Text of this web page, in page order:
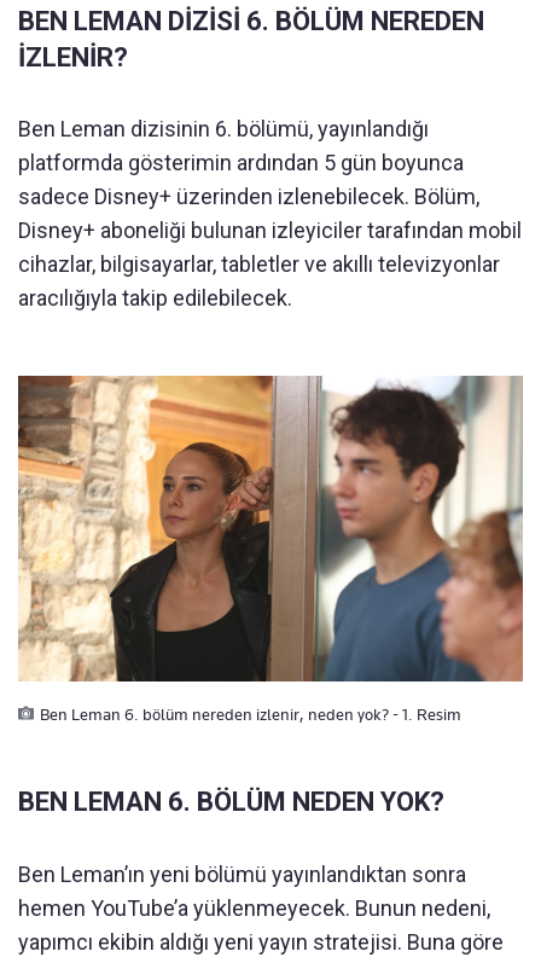
BEN LEMAN DİZİSİ 6. BÖLÜM NEREDEN
İZLENİR?
Ben Leman dizisinin 6. bölümü, yayınlandığı
platformda gösterimin ardından 5 gün boyunca
sadece Disney+ üzerinden izlenebilecek. Bölüm,
Disney+ aboneliği bulunan izleyiciler tarafından mobil
cihazlar, bilgisayarlar, tabletler ve akıllı televizyonlar
aracılığıyla takip edilebilecek.
Ben Leman 6. bölüm nereden izlenir, neden yok? - 1. Resim
BEN LEMAN 6. BÖLÜM NEDEN YOK?
Ben Leman’ın yeni bölümü yayınlandıktan sonra
hemen YouTube’a yüklenmeyecek. Bunun nedeni,
yapımcı ekibin aldığı yeni yayın stratejisi. Buna göre